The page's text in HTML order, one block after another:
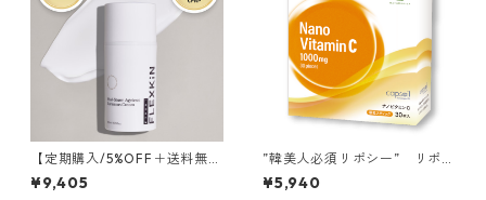
【定期購入/5%OFF＋送料無
料】FLEXKIN ヒアルストーム
エイジレスルミナスクリーム
¥9,405
”韓美人必須リポシー” リポソ
ーム NanoビタミンC
¥5,940